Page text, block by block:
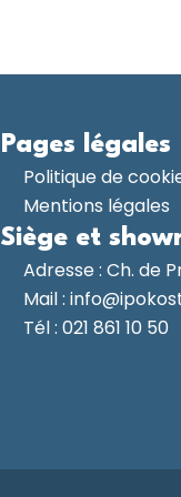
Pages légales
Politique de
Mentions légales
Siège et
Adresse : Ch. de
Mail :
Tél : 021 861 10 50